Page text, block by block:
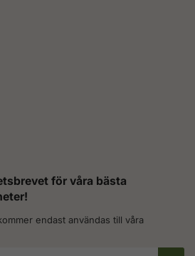
för våra bästa
endast användas till våra